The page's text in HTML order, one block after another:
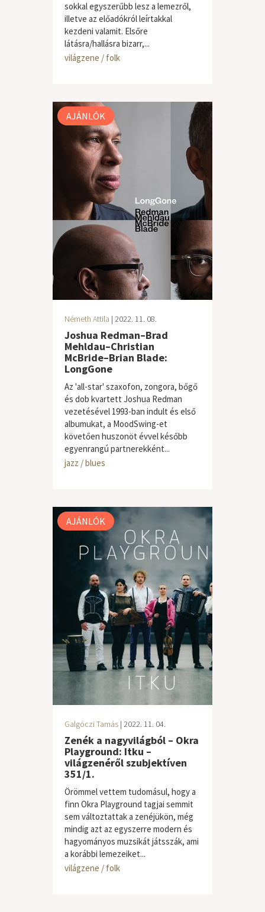
sokkal egyszerűbb lesz a lemezről,
illetve az előadókról leírtakkal
kezdeni valamit. Elsőre
látásra/hallásra bizarr,...
világzene / folk
AJÁNLÓK
Németh Attila | 2022. 11. 08.
Joshua Redman–Brad
Mehldau–Christian
McBride–Brian Blade:
LongGone
Az 'all-star' szaxofon, zongora, bőgő
és dob kvartett Joshua Redman
vezetésével 1993-ban indult és első
albumukat, a MoodSwing-et
követően huszonöt évvel később
egyenrangú partnerekként...
jazz / blues
AJÁNLÓK
Galgóczi Tamás | 2022. 11. 04.
Zenék a nagyvilágból – Okra
Playground: Itku –
világzenéről szubjektíven
351/1.
Örömmel vettem tudomásul, hogy a
finn Okra Playground tagjai semmit
sem változtattak a zenéjükön, még
mindig azt az egyszerre modern és
hagyományos muzsikát játsszák, ami
a korábbi lemezeiket...
világzene / folk